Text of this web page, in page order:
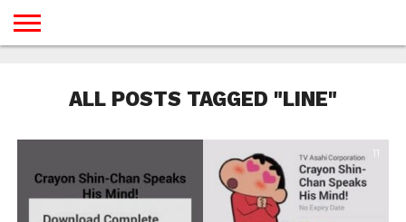
GAMES
DESAIN
ANDROID
YOUTUBE
INTERNET
WINDOWS
MACINTOSH
MESSENGER
BLOGSPOT
WORDPRESS
PEMROGRAMAN
SERVERALL POSTS TAGGED "LINE"
11